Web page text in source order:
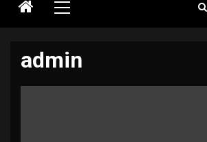
Menu
admin